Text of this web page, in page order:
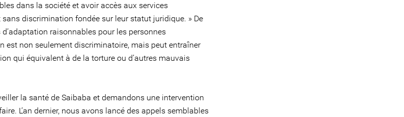
dans la société et avoir accès aux services
discrimination fondée sur leur statut juridique. » De
raisonnables pour les personnes
est non seulement discriminatoire, mais peut entraîner
qui équivalent à de la torture ou d’autres mauvais
la santé de Saibaba et demandons une intervention
L’an dernier, nous avons lancé des appels semblables